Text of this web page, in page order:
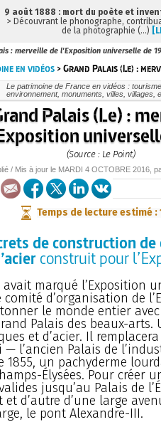
: merveille de l'Exposition universelle de
en vidéos > Grand Palais (Le) :
Le patrimoine de France en vidéos :
environnement, monuments, villes, villages,
Palais (Le) :
(Source : Le Point)
/ Mis à jour le MARDI 4 OCTOBRE 2016 ,
Temps de lecture estimé :
de construction
construit pour
marqué l’Exposition
comité d’organisation de
le monde entier
Palais des beaux-arts.
et d’acier. Il
l’ancien Palais de
1855, un pachyderme
Élysées. Pour créer
jusqu’au Palais de
d’autre d’une large
le pont Alexandre-III.
9 août 1888 : mort du poète et
> Découvrant le phonographe,
de la photographie (…)